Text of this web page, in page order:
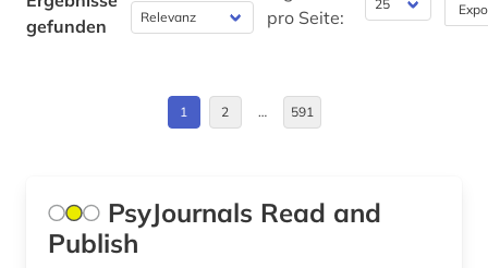
widerstandskämpfer; sozialist (1)
aberglaube (4)
abfallentsorgung (1)
Bulgarien (20)
gefunden
pro Seite:
1 2 … 591
PsyJournals Read and
Publish